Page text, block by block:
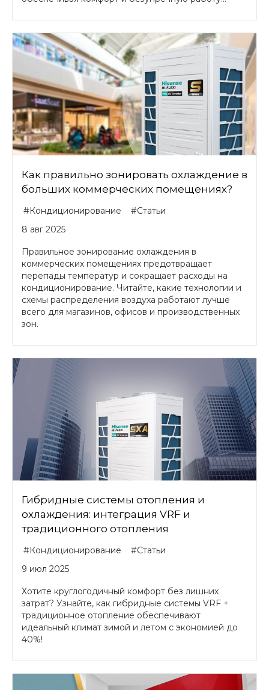
Как правильно зонировать охлаждение в
больших коммерческих помещениях?
#Кондиционирование
#Статьи
8 авг 2025
Правильное зонирование охлаждения в
коммерческих помещениях предотвращает
перепады температур и сокращает расходы на
кондиционирование. Читайте, какие технологии и
схемы распределения воздуха работают лучше
всего для магазинов, офисов и производственных
зон.
Гибридные системы отопления и
охлаждения: интеграция VRF и
традиционного отопления
#Кондиционирование
#Статьи
9 июл 2025
Хотите круглогодичный комфорт без лишних
затрат? Узнайте, как гибридные системы VRF +
традиционное отопление обеспечивают
идеальный климат зимой и летом с экономией до
40%!